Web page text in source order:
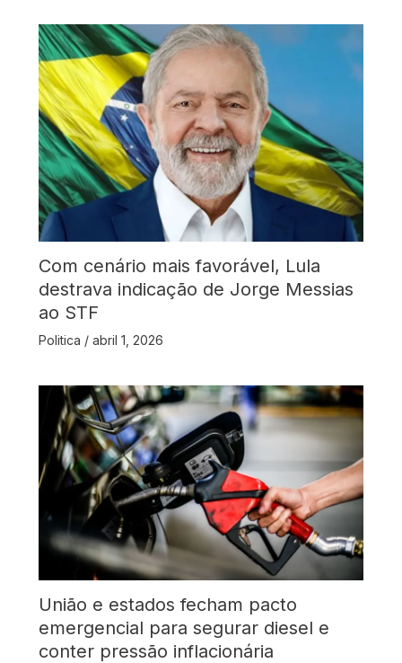
Com cenário mais favorável, Lula
destrava indicação de Jorge Messias
ao STF
Politica / abril 1, 2026
União e estados fecham pacto
emergencial para segurar diesel e
conter pressão inflacionária